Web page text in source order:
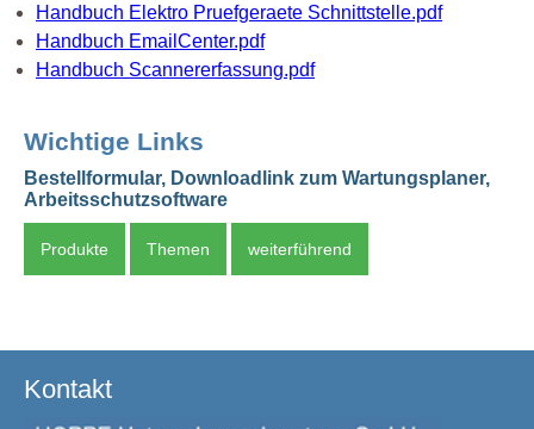
Handbuch Elektro Pruefgeraete Schnittstelle.pdf
Handbuch EmailCenter.pdf
Handbuch Scannererfassung.pdf
Wichtige Links
Bestellformular, Downloadlink zum Wartungsplaner,
Arbeitsschutzsoftware
Produkte Themen weiterführend
Kontakt